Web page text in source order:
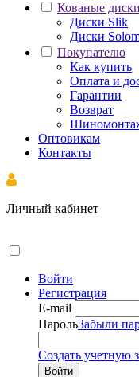
Кованые диски
Диски Slik
Диски
Покупателю
Как купить
Оплата и
Гарантии
Возврат
Оптовикам
Контакты
Личный кабинет
Войти
Регистрация
E-mail
ПарольЗабыли
Создать учетную
Войти